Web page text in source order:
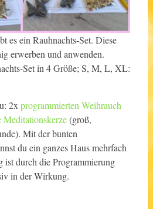
es ein Rauhnachts-Set. Diese
erwerben und anwenden.
Set in 4 Größe; S, M, L, XL:
2x programmierten Weihrauch
Meditationskerze(groß,
Mit der bunten
du ein ganzes Haus mehrfach
ist durch die Programmierung
in der Wirkung.